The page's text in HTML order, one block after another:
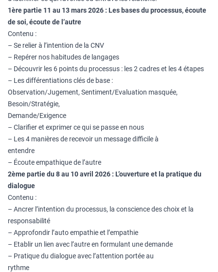
1ère partie 11 au 13 mars 2026 : Les bases du processus, écoute
de soi, écoute de l’autre
Contenu :
– Se relier à l’intention de la CNV
– Repérer nos habitudes de langages
– Découvrir les 6 points du processus : les 2 cadres et les 4 étapes
– Les différentiations clés de base :
Observation/Jugement, Sentiment/Evaluation masquée,
Besoin/Stratégie,
Demande/Exigence
– Clarifier et exprimer ce qui se passe en nous
– Les 4 manières de recevoir un message difficile à
– Écoute empathique de l’autre
2ème partie du 8 au 10 avril 2026 : L’ouverture et la pratique du
dialogue
Contenu :
– Ancrer l’intention du processus, la conscience des choix et la
responsabilité
– Approfondir l’auto empathie et l’empathie
– Etablir un lien avec l’autre en formulant une demande
– Pratique du dialogue avec l’attention portée au